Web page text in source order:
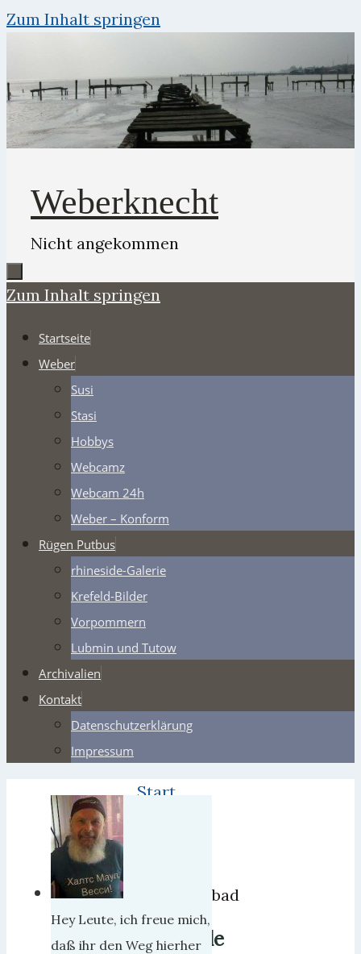
Zum Inhalt springen
Weberknecht
Nicht angekommen
Zum Inhalt springen
Startseite
Weber
Susi
Stasi
Hobbys
Webcamz
Webcam 24h
Weber – Konform
Rügen Putbus
rhineside-Galerie
Krefeld-Bilder
Vorpommern
Lubmin und Tutow
Archivalien
Kontakt
Datenschutzerklärung
Impressum
Start
Schwimmbad
Randale
Hey Leute, ich freue mich,
daß ihr den Weg hierher